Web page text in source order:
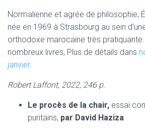
Normalienne et agrée de philosophie,
née en 1969 à Strasbourg au sein
orthodoxe marocaine très
nombreux livres, Plus de détails dans
janvier.
Robert Laffont, 2022, 246 p.
Le procès de la chair, essai
puritains, par David Haziza